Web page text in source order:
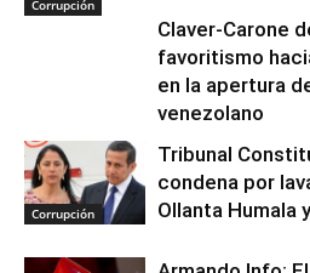
Corrupción
Claver-Carone
favoritismo
en la apertura
venezolano
Corrupción
Tribunal
condena por
Ollanta Humala